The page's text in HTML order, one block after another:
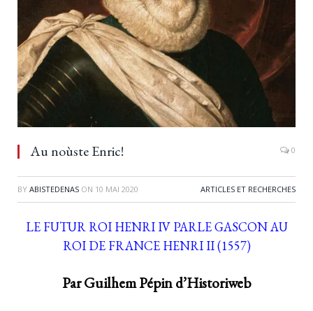
Au noùste Enric! 0
BY ABISTEDENAS ON 10 MAI 2020 ARTICLES ET RECHERCHES
LE FUTUR ROI HENRI IV PARLE GASCON AU
ROI DE FRANCE HENRI II (1557)
Par Guilhem Pépin d’Historiweb